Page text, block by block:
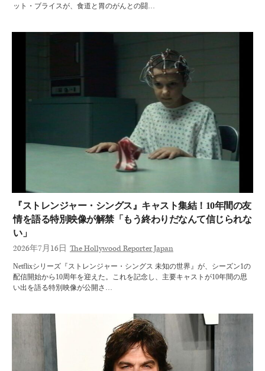
ット・ブライスが、食道と胃のがんとの闘…
『ストレンジャー・シングス』キャスト集結！10年間の友
情を語る特別映像が解禁「もう終わりだなんて信じられな
い」
2026年7月16日 The Hollywood Reporter Japan
Netflixシリーズ『ストレンジャー・シングス 未知の世界』が、シーズン1の
配信開始から10周年を迎えた。これを記念し、主要キャストが10年間の思
い出を語る特別映像が公開さ…